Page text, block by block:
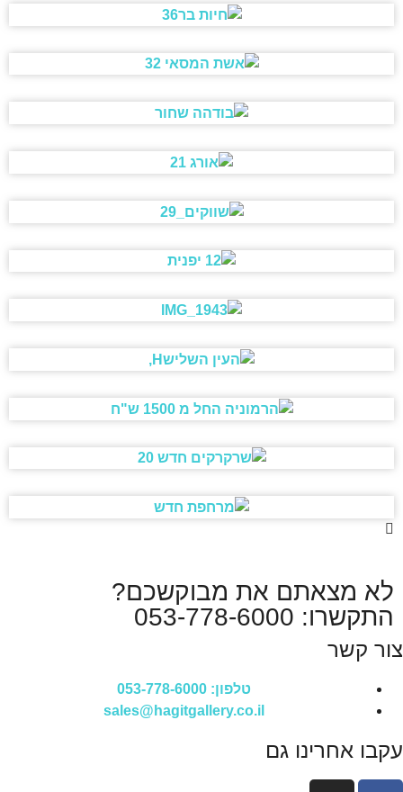
לא מצאתם את מבוקשכם?
התקשרו: 053-778-6000
צור קשר
טלפון: 053-778-6000
sales@hagitgallery.co.il
עקבו אחרינו גם